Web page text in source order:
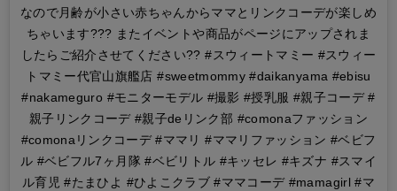
なので月齢が小さい赤ちゃんからママとリンクコーデが楽しめ
ちゃいます??? またイベントや商品がページにアップされま
したらご紹介させてください?? #スウィートマミー #スウィー
トマミー代官山旗艦店 #sweetmommy #daikanyama #ebisu
#nakameguro #モニターモデル #撮影 #授乳服 #親子コーデ #
親子リンクコーデ #親子deリンク部 #comonaファッション
#comonaリンクコーデ #ママリ #ママリファッション #ベビフ
ル #ベビフル7ヶ月隊 #ベビリトル #キッセレ #キズナ #スマイ
ル育児 #たまひよ #ひよこクラブ #ママコーデ #mamagirl #マ